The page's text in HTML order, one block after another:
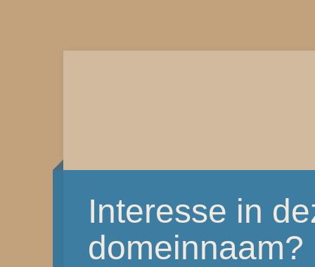
Interesse in
domeinnaam?